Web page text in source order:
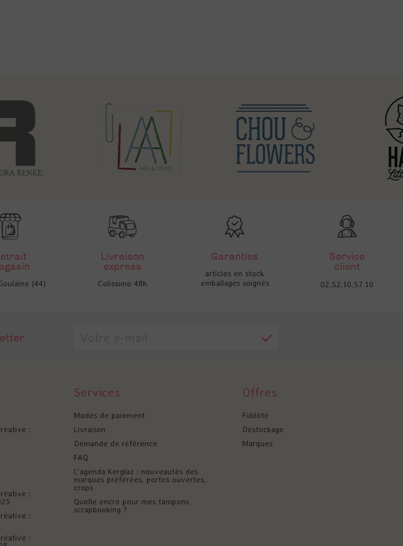
(44)
Livraison
express
Colissimo 48h
Garanties
articles en stock
emballages soignés
Service
client
02.52.10.57.10
:
:
:
:
Services
Modes de paiement
Livraison
Demande de référence
FAQ
L'agenda Kerglaz : nouveautés des
marques préférées, portes ouvertes,
crops
Quelle encre pour mes tampons
scrapbooking ?
Offres
Fidélité
Déstockage
Marques